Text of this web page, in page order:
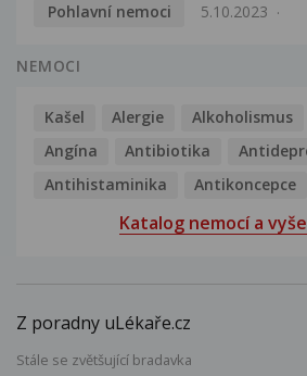
Pohlavní nemoci
5.10.2023
NEMOCI
Kašel Alergie Alkoholismus
Angína
Antibiotika
Antihistaminika
Antikoncepce
Katalog nemocí a
Z poradny uLékaře.cz
Stále se zvětšující bradavka